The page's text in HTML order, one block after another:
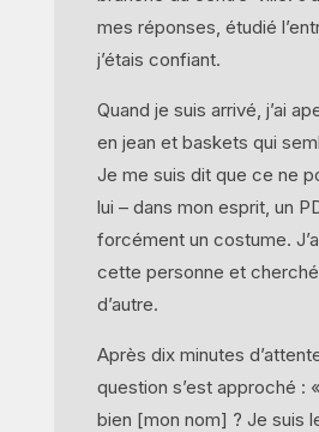
mes réponses, étudié
j’étais confiant.
Quand je suis arrivé, j’ai
en jean et baskets qui
Je me suis dit que ce ne
lui – dans mon esprit, un
forcément un costume.
cette personne et cherché
d’autre.
Après dix minutes
question s’est approché :
bien [mon nom] ? Je suis